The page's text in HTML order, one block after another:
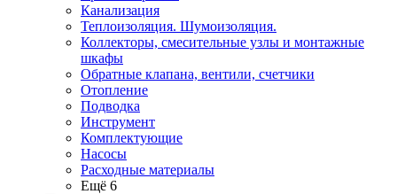
Канализация
Теплоизоляция. Шумоизоляция.
Коллекторы, смесительные узлы и монтажные
шкафы
Обратные клапана, вентили, счетчики
Отопление
Подводка
Инструмент
Комплектующие
Насосы
Расходные материалы
Ещё 6